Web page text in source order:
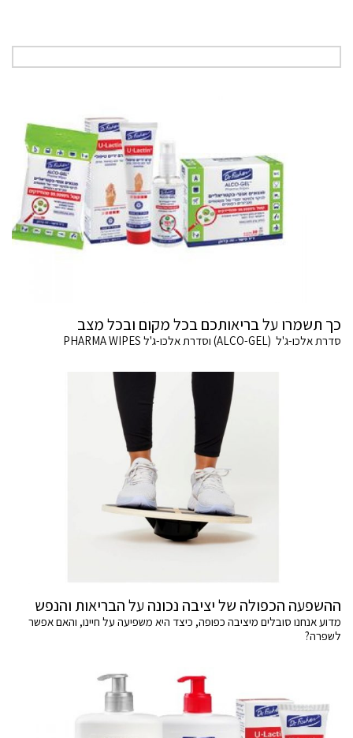
כך תשמרו על בריאותכם בכל מקום ובכל מצב
סדרת אלכו-ג'ל (ALCO-GEL) וסדרת אלכו-ג'ל PHARMA WIPES
ההשפעה הכפולה של יציבה נכונה על הבריאות והנפש
מדוע אנחנו סובלים מיציבה כפופה, כיצד היא משפיעה על חיינו, והאם אפשר
לשפרה?